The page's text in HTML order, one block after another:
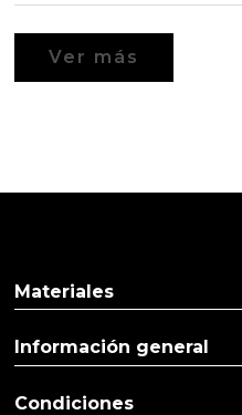
Ver más
Materiales
Información general
Condiciones